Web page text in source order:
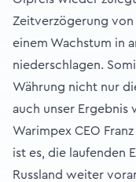
Zeitverzögerung von
einem Wachstum in
niederschlagen.
Währung nicht nur
auch unser Ergebnis
Warimpex CEO
ist es, die laufenden
Russland weiter